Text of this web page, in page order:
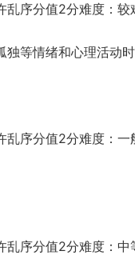
乱序分值2分难度：较
等情绪和心理活动
乱序分值2分难度：一
乱序分值2分难度：中